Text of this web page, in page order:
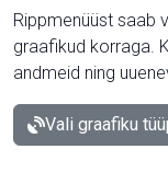
Rippmenüüst saab
graafikud korraga.
andmeid ning
Vali graafiku